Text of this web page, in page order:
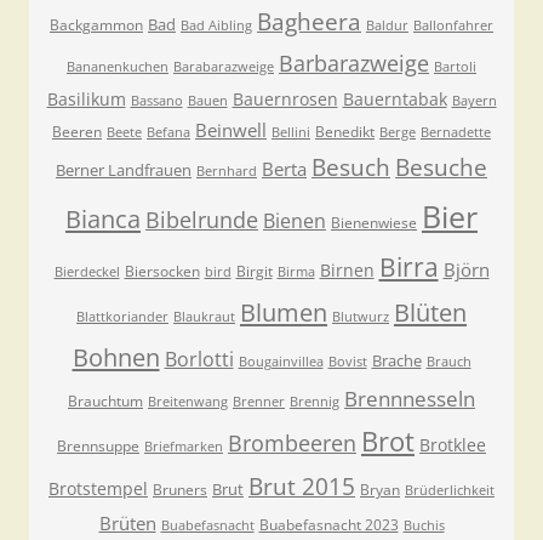
Backgammon Bad Bad Aibling Bagheera Baldur Ballonfahrer
Bananenkuchen Barabarazweige Barbarazweige Bartoli
Basilikum Bassano Bauen Bauernrosen Bauerntabak Bayern
Beeren Beete Befana Beinwell Bellini Benedikt Berge Bernadette
Berner Landfrauen Bernhard Berta Besuch Besuche
Bianca Bibelrunde Bienen Bienenwiese Bier
Bierdeckel Biersocken bird Birgit Birma Birnen Birra Björn
Blattkoriander Blaukraut Blumen Blutwurz Blüten
Bohnen Borlotti Bougainvillea Bovist Brache Brauch
Brauchtum Breitenwang Brenner Brennig Brennnesseln
Brennsuppe Briefmarken Brombeeren Brot Brotklee
Brotstempel Bruners Brut Brut 2015 Bryan Brüderlichkeit
Brüten Buabefasnacht Buabefasnacht 2023 Buchis